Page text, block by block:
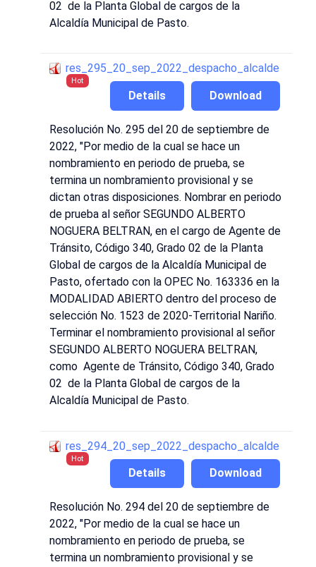
02 de la Planta Global de cargos de la
Alcaldía Municipal de Pasto.
res_295_20_sep_2022_despacho_alcalde
Hot
Download
Details
Resolución No. 295 del 20 de septiembre de
2022, "Por medio de la cual se hace un
nombramiento en periodo de prueba, se
termina un nombramiento provisional y se
dictan otras disposiciones. Nombrar en periodo
de prueba al señor SEGUNDO ALBERTO
NOGUERA BELTRAN, en el cargo de Agente de
Tránsito, Código 340, Grado 02 de la Planta
Global de cargos de la Alcaldía Municipal de
Pasto, ofertado con la OPEC No. 163336 en la
MODALIDAD ABIERTO dentro del proceso de
selección No. 1523 de 2020-Territorial Nariño.
Terminar el nombramiento provisional al señor
SEGUNDO ALBERTO NOGUERA BELTRAN,
como Agente de Tránsito, Código 340, Grado
02 de la Planta Global de cargos de la
Alcaldía Municipal de Pasto.
res_294_20_sep_2022_despacho_alcalde
Hot
Download
Details
Resolución No. 294 del 20 de septiembre de
2022, "Por medio de la cual se hace un
nombramiento en periodo de prueba, se
termina un nombramiento provisional y se